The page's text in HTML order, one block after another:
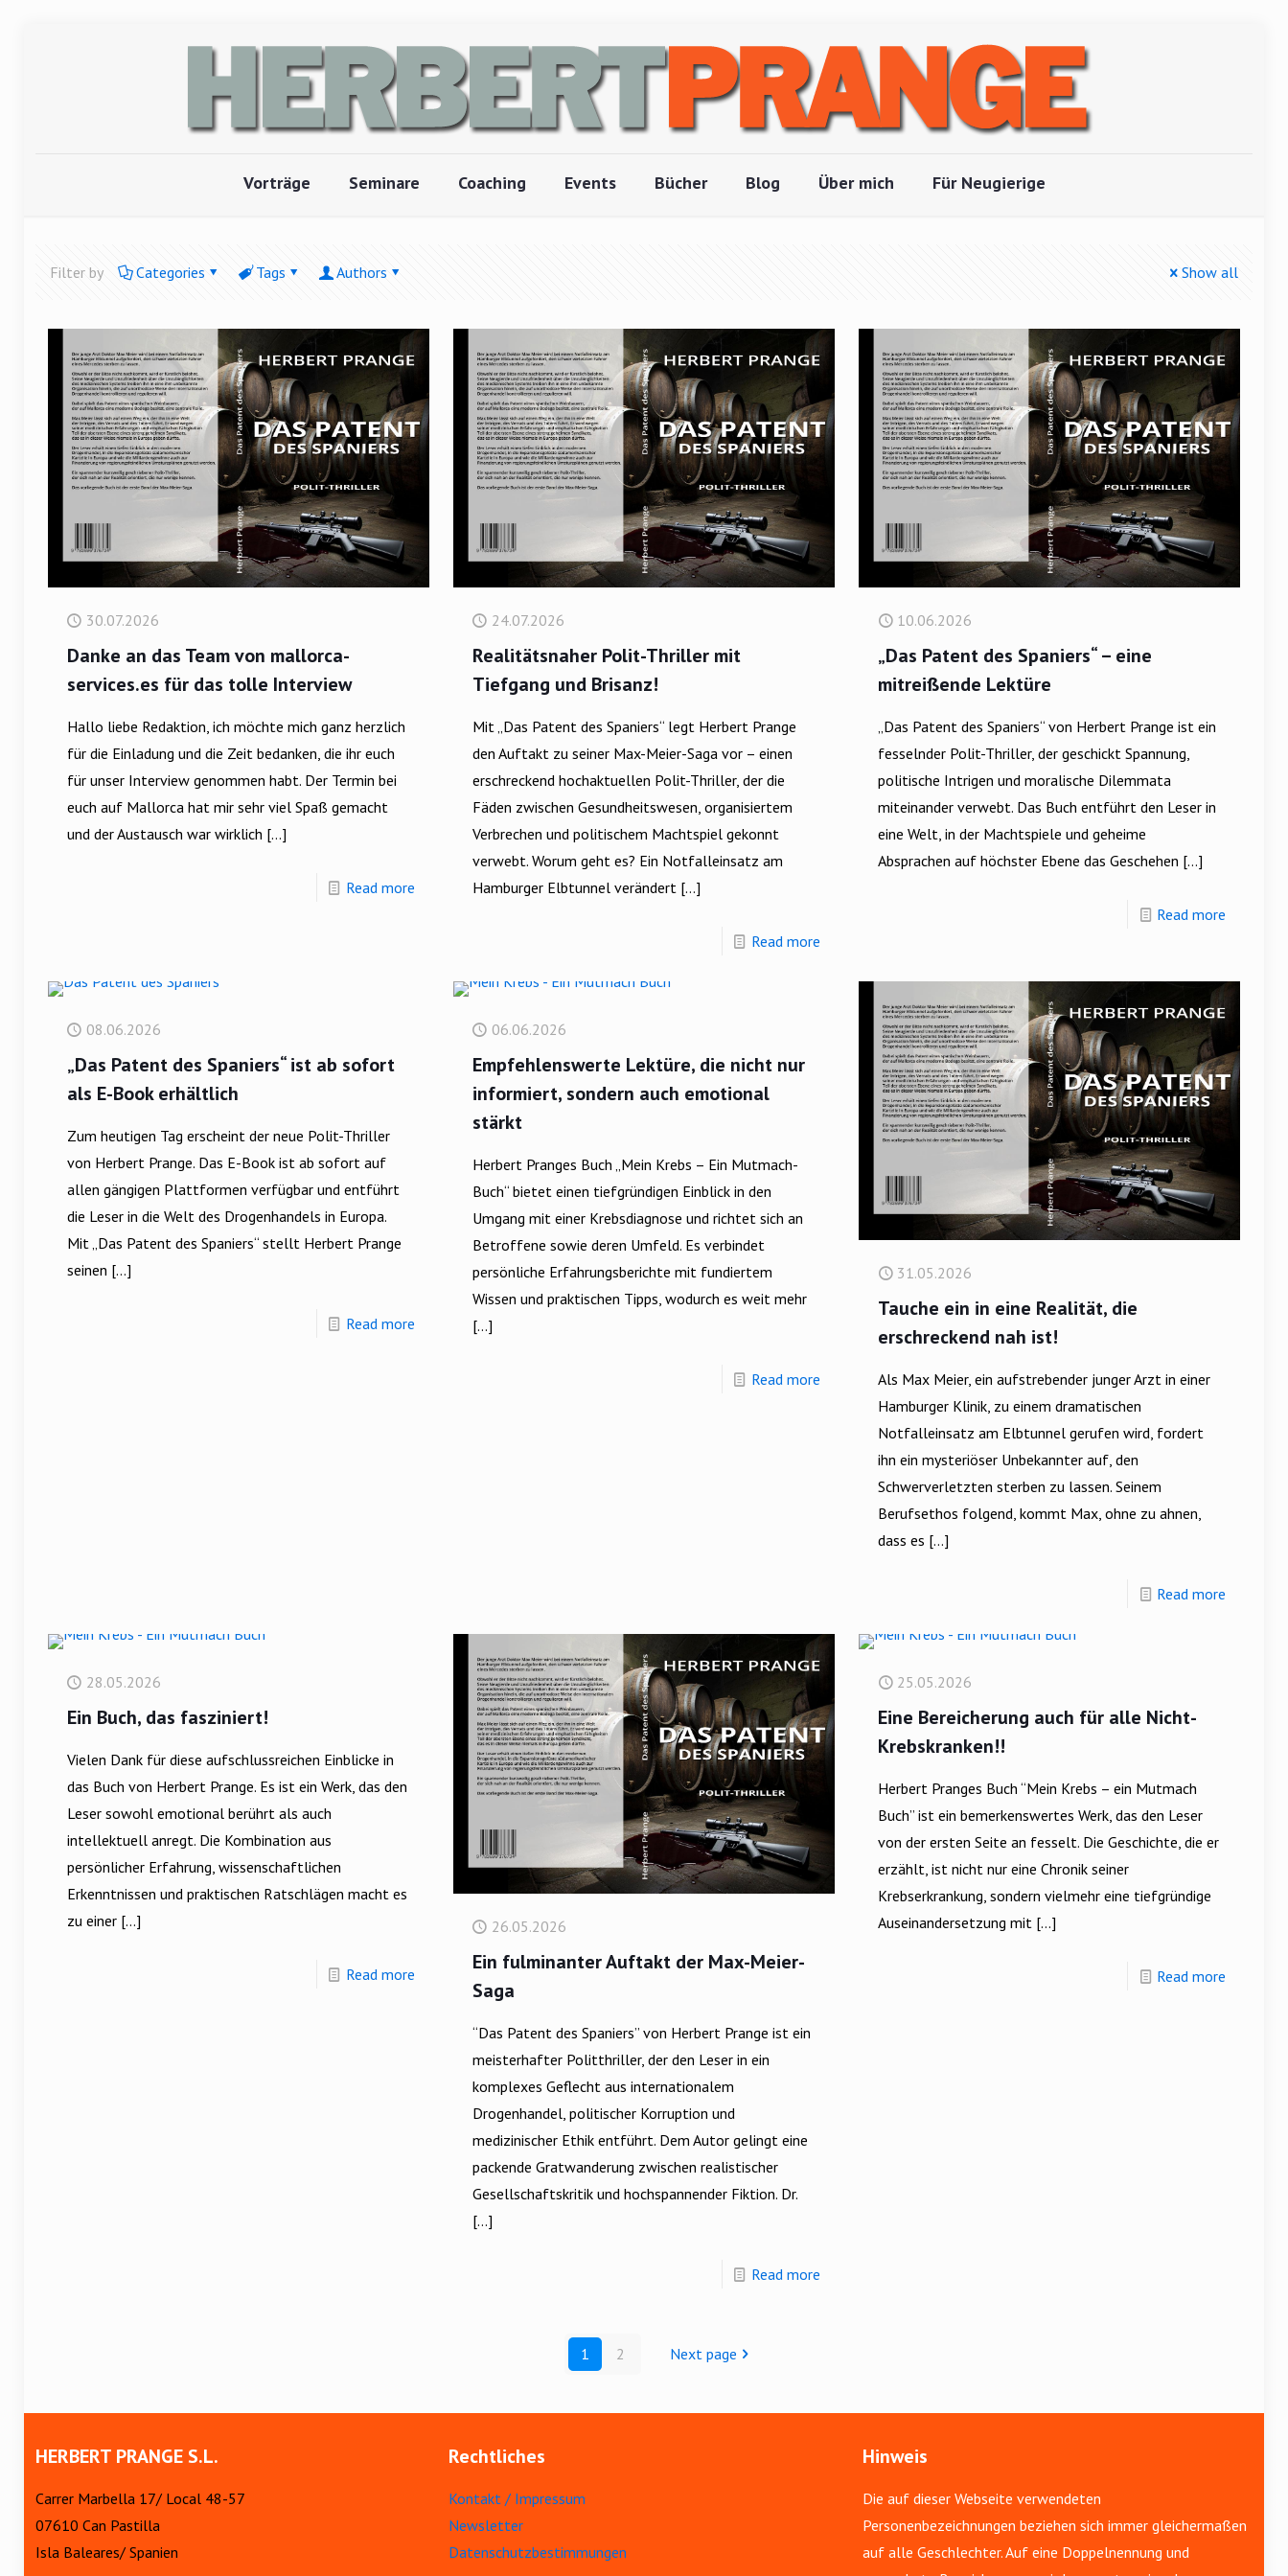
Vorträge Seminare Coaching Events Bücher Blog Über mich Für Neugierige
Filter by Categories Tags Authors Show all
30.07.2026
Danke an das Team von mallorca-
services.es für das tolle Interview
Hallo liebe Redaktion, ich möchte mich ganz herzlich
für die Einladung und die Zeit bedanken, die ihr euch
für unser Interview genommen habt. Der Termin bei
euch auf Mallorca hat mir sehr viel Spaß gemacht
und der Austausch war wirklich […]
Read more
24.07.2026
Realitätsnaher Polit-Thriller mit
Tiefgang und Brisanz!
Mit „Das Patent des Spaniers“ legt Herbert Prange
den Auftakt zu seiner Max-Meier-Saga vor – einen
erschreckend hochaktuellen Polit-Thriller, der die
Fäden zwischen Gesundheitswesen, organisiertem
Verbrechen und politischem Machtspiel gekonnt
verwebt. Worum geht es? Ein Notfalleinsatz am
Hamburger Elbtunnel verändert[…]
Read more
10.06.2026
„Das Patent des Spaniers“ – eine
mitreißende Lektüre
„Das Patent des Spaniers“ von Herbert Prange ist ein
fesselnder Polit-Thriller, der geschickt Spannung,
politische Intrigen und moralische Dilemmata
miteinander verwebt. Das Buch entführt den Leser in
eine Welt, in der Machtspiele und geheime
Absprachen auf höchster Ebene das Geschehen […]
Read more
08.06.2026
„Das Patent des Spaniers“ ist ab sofort
als E-Book erhältlich
Zum heutigen Tag erscheint der neue Polit-Thriller
von Herbert Prange. Das E-Book ist ab sofort auf
allen gängigen Plattformen verfügbar und entführt
die Leser in die Welt des Drogenhandels in Europa.
Mit „Das Patent des Spaniers“ stellt Herbert Prange
seinen […]
Read more
06.06.2026
Empfehlenswerte Lektüre, die nicht nur
informiert, sondern auch emotional
stärkt
Herbert Pranges Buch „Mein Krebs – Ein Mutmach-
Buch“ bietet einen tiefgründigen Einblick in den
Umgang mit einer Krebsdiagnose und richtet sich an
Betroffene sowie deren Umfeld. Es verbindet
persönliche Erfahrungsberichte mit fundiertem
Wissen und praktischen Tipps, wodurch es weit mehr
[…]
Read more
31.05.2026
Tauche ein in eine Realität, die
erschreckend nah ist!
Als Max Meier, ein aufstrebender junger Arzt in einer
Hamburger Klinik, zu einem dramatischen
Notfalleinsatz am Elbtunnel gerufen wird, fordert
ihn ein mysteriöser Unbekannter auf, den
Schwerverletzten sterben zu lassen. Seinem
Berufsethos folgend, kommt Max, ohne zu ahnen,
dass es […]
Read more
28.05.2026
Ein Buch, das fasziniert!
Vielen Dank für diese aufschlussreichen Einblicke in
das Buch von Herbert Prange. Es ist ein Werk, das den
Leser sowohl emotional berührt als auch
intellektuell anregt. Die Kombination aus
persönlicher Erfahrung, wissenschaftlichen
Erkenntnissen und praktischen Ratschlägen macht es
zu einer[…]
Read more
26.05.2026
Ein fulminanter Auftakt der Max-Meier-
Saga
“Das Patent des Spaniers” von Herbert Prange ist ein
meisterhafter Politthriller, der den Leser in ein
komplexes Geflecht aus internationalem
Drogenhandel, politischer Korruption und
medizinischer Ethik entführt. Dem Autor gelingt eine
packende Gratwanderung zwischen realistischer
Gesellschaftskritik und hochspannender Fiktion. Dr.
[…]
Read more
25.05.2026
Eine Bereicherung auch für alle Nicht-
Krebskranken!!
Herbert Pranges Buch “Mein Krebs – ein Mutmach
Buch” ist ein bemerkenswertes Werk, das den Leser
von der ersten Seite an fesselt. Die Geschichte, die er
erzählt, ist nicht nur eine Chronik seiner
Krebserkrankung, sondern vielmehr eine tiefgründige
Auseinandersetzung mit […]
Read more
1 2 Next page
HERBERT PRANGE S.L.
Carrer Marbella 17/ Local 48-57
07610 Can Pastilla
Isla Baleares/ Spanien
Rechtliches
Kontakt / Impressum
Newsletter
Datenschutzbestimmungen
Hinweis
Die auf dieser Webseite verwendeten
Personenbezeichnungen beziehen sich immer gleichermaßen
auf alle Geschlechter. Auf eine Doppelnennung und